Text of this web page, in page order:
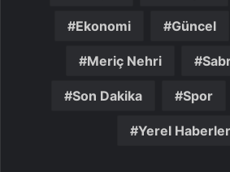
Ekonomi Güncel
Meriç Nehri
Son Dakika Spor
Yerel Haberler